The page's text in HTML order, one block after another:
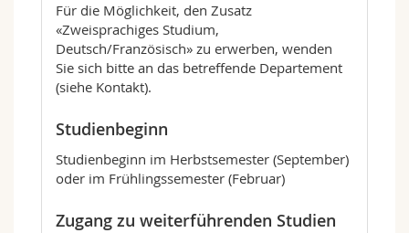
Für die Möglichkeit, den Zusatz
«Zweisprachiges Studium,
Deutsch/Französisch» zu erwerben, wenden
Sie sich bitte an das betreffende Departement
(siehe Kontakt).
Studienbeginn
Studienbeginn im Herbstsemester (September)
oder im Frühlingssemester (Februar)
Zugang zu weiterführenden Studien